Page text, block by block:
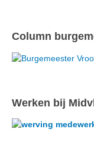
Column
Werken bij